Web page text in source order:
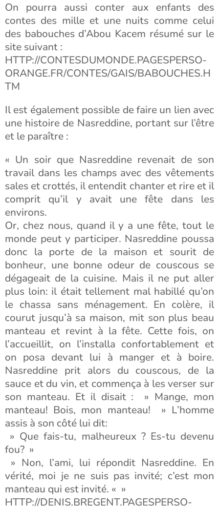
On pourra aussi conter aux enfants des
contes des mille et une nuits comme celui
des babouches d’Abou Kacem résumé sur le
site suivant :
HTTP://CONTESDUMONDE.PAGESPERSO-
ORANGE.FR/CONTES/GAIS/BABOUCHES.H
TM
Il est également possible de faire un lien avec
une histoire de Nasreddine, portant sur l’être
et le paraître :
« Un soir que Nasreddine revenait de son
travail dans les champs avec des vêtements
sales et crottés, il entendit chanter et rire et il
comprit qu’il y avait une fête dans les
environs.
Or, chez nous, quand il y a une fête, tout le
monde peut y participer. Nasreddine poussa
donc la porte de la maison et sourit de
bonheur, une bonne odeur de couscous se
dégageait de la cuisine. Mais il ne put aller
plus loin: il était tellement mal habillé qu’on
le chassa sans ménagement. En colère, il
courut jusqu’à sa maison, mit son plus beau
manteau et revint à la fête. Cette fois, on
l’accueillit, on l’installa confortablement et
on posa devant lui à manger et à boire.
Nasreddine prit alors du couscous, de la
sauce et du vin, et commença à les verser sur
son manteau. Et il disait : » Mange, mon
manteau! Bois, mon manteau! » L’homme
assis à son côté lui dit:
» Que fais-tu, malheureux ? Es-tu devenu
fou? »
» Non, l’ami, lui répondit Nasreddine. En
vérité, moi je ne suis pas invité; c’est mon
manteau qui est invité. « »
HTTP://DENIS.BREGENT.PAGESPERSO-